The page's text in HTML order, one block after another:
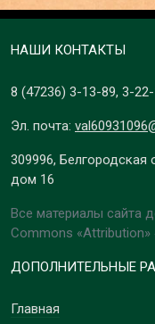
НАШИ КОНТАКТЫ
8 (47236) 3-13-89, 3-22-
Эл. почта:
309996, Белгородская
дом 16
Все материалы сайта
Commons «Attribution»
ДОПОЛНИТЕЛЬНЫЕ
Главная